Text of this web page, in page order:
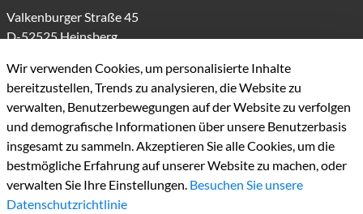
Valkenburger Straße45
D-52525Heinsberg
Kontakt
Wir verwenden Cookies, um personalisierte Inhalte
bereitzustellen, Trends zu analysieren, die Website zu
verwalten, Benutzerbewegungen auf der Website zu verfolgen
und demografische Informationen über unsere Benutzerbasis
insgesamt zu sammeln. Akzeptieren Sie alle Cookies, um die
bestmögliche Erfahrung auf unserer Website zu machen, oder
verwalten Sie Ihre Einstellungen. Besuchen Sie unsere
Datenschutzrichtlinie